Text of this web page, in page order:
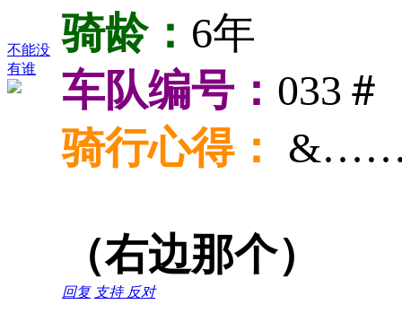
不能没
有谁
骑龄： 6年
车队编号： 033＃
骑行心得：
（右边那个）
回复 支持 反对